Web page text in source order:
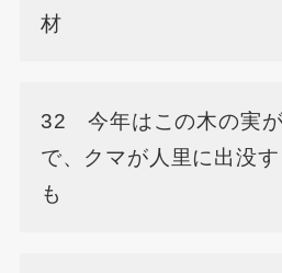
材
32 今年はこの木の実
で、クマが人里に出没
も